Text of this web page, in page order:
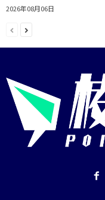
2026年08月06日